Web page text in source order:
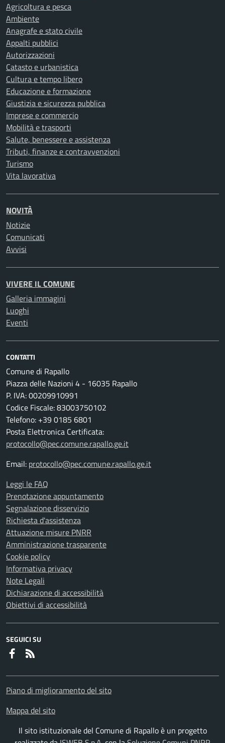
Agricoltura e pesca
Ambiente
Anagrafe e stato civile
Appalti pubblici
Autorizzazioni
Catasto e urbanistica
Cultura e tempo libero
Educazione e formazione
Giustizia e sicurezza pubblica
Imprese e commercio
Mobilità e trasporti
Salute, benessere e assistenza
Tributi, finanze e contravvenzioni
Turismo
Vita lavorativa
NOVITÀ
Notizie
Comunicati
Avvisi
VIVERE IL COMUNE
Galleria immagini
Luoghi
Eventi
CONTATTI
Comune di Rapallo
Piazza delle Nazioni 4 - 16035 Rapallo
P. IVA: 00209910991
Codice Fiscale: 83003750102
Telefono: +39 0185 6801
Posta Elettronica Certificata:
protocollo@pec.comune.rapallo.ge.it
Email: protocollo@pec.comune.rapallo.ge.it
Leggi le FAQ
Prenotazione appuntamento
Segnalazione disservizio
Richiesta d'assistenza
Attuazione misure PNRR
Amministrazione trasparente
Cookie policy
Informativa privacy
Note Legali
Dichiarazione di accessibilità
Obiettivi di accessibilità
SEGUICI SU
Faceboook
Piano di miglioramento del sito
Mappa del sito
Il sito istituzionale del Comune di Rapallo è un progetto